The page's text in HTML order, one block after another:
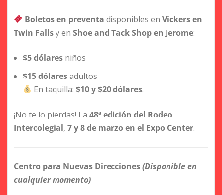
Boletos en preventa disponibles enVickers en
Twin Fallsy en Shoe and Tack Shop en Jerome:
$5 dólares niños
$15 dólaresadultos
En taquilla:$10 y $20 dólares.
¡No te lo pierdas! La 48ª edición del Rodeo
Intercolegial, 7 y 8 de marzo en el Expo Center.
Centro para Nuevas Direcciones(Disponible en
cualquier momento)